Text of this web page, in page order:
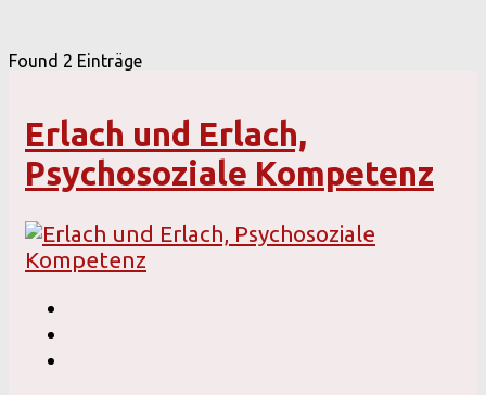
Found 2 Einträge
Erlach und Erlach,
Psychosoziale Kompetenz